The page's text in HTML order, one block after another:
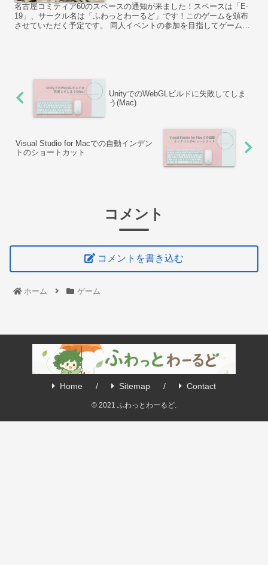
名古屋コミティア60のスペースの通知が来ました！スペースは「E-
19」、サークル名は「ふわっとわーるど」です！このゲームを頒布
させていただく予定です。 同人イベントの参加を目指してゲームを
UnityでのWebGLビルドに失敗してしま
う(Mac)
Visual Studio for Macでの自動インデン
トのショートカット
コメント
コメントを書き込む
ホーム ゲーム
Home Sitemap Contact
© 2021 ふわっとわーるど.